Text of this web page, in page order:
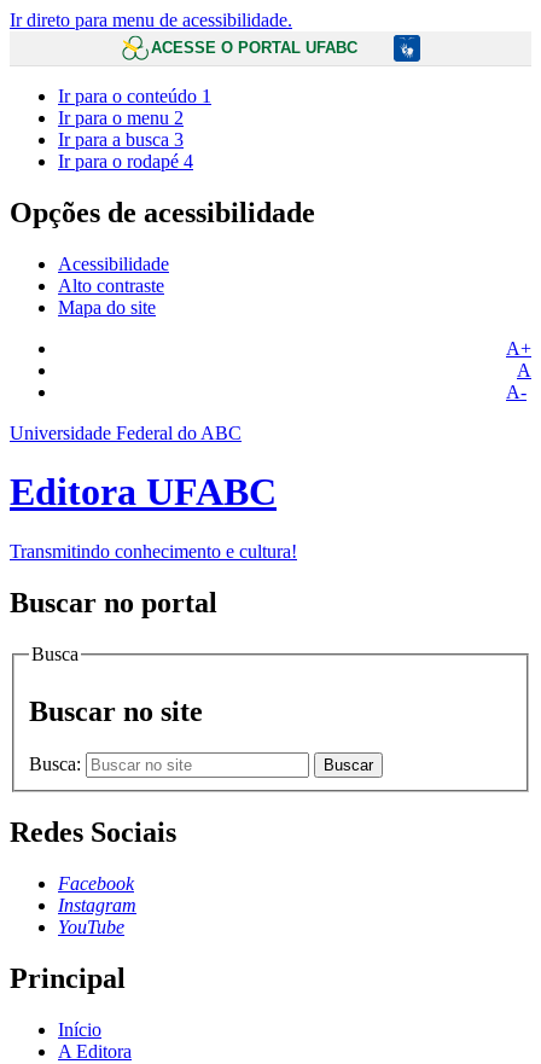
Ir direto para menu de acessibilidade.
ACESSE O PORTAL UFABC
Ir para o conteúdo 1
Ir para o menu 2
Ir para a busca 3
Ir para o rodapé 4
Opções de acessibilidade
Acessibilidade
Alto contraste
Mapa do site
A+
A
A-
Universidade Federal do ABC
Editora UFABC
Transmitindo conhecimento e cultura!
Buscar no portal
Busca
Buscar no site
Busca: Buscar
Redes Sociais
Facebook
Instagram
YouTube
Principal
Início
A Editora